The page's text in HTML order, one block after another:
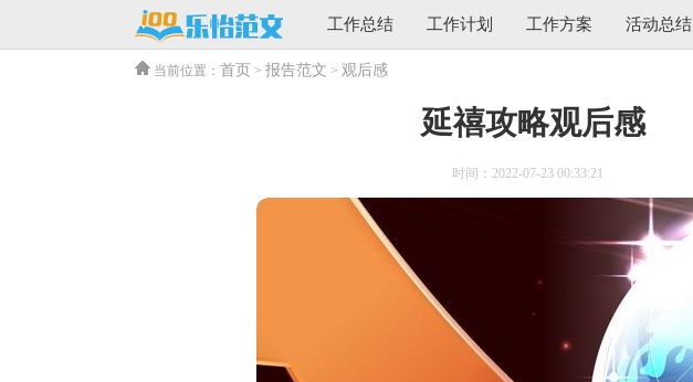
工作总结 工作计划 工作方案 活动总结
当前位置： 首页 > 报告范文 > 观后感
延禧攻略观后感
时间：2022-07-23 00:33:21